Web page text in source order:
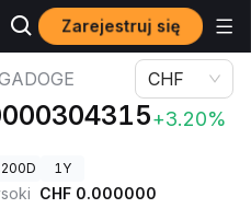
Zarejestruj się
MAGADOGE
+3.20%
CHF
200D 1Y
CHF 0.000000